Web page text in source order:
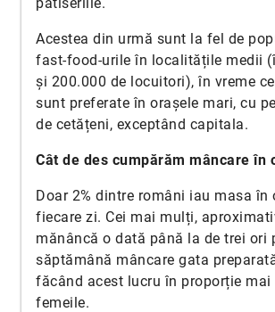
Acestea din urmă sunt la fel de
fast-food-urile în localitățile medii
și 200.000 de locuitori), în vreme
sunt preferate în orașele mari, cu
de cetățeni, exceptând capitala.
Cât de des cumpărăm mâncare în
Doar 2% dintre români iau masa în
fiecare zi. Cei mai mulți,
mănâncă o dată până la de trei ori
săptămână mâncare gata
făcând acest lucru în proporție mai
femeile.